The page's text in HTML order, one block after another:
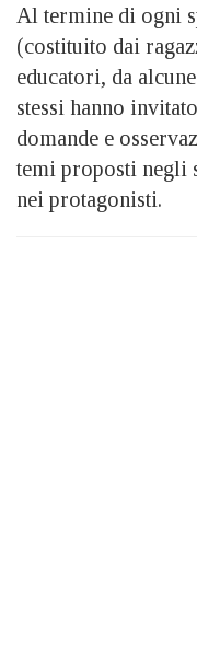
Al termine di ogni
(costituito dai
educatori, da
stessi hanno
domande e
temi proposti negli
nei protagonisti.